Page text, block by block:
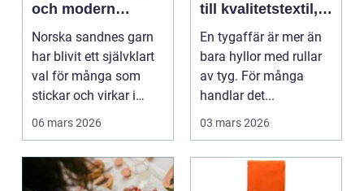
och modern
stickglädje
Norska sandnes garn
har blivit ett självklart
val för många som
stickar och virkar i
Sverige. Kombin...
06 mars 2026
till kvalitetstextil,
sömnad och
inredning
En tygaffär är mer än
bara hyllor med rullar
av tyg. För många
handlar det...
03 mars 2026